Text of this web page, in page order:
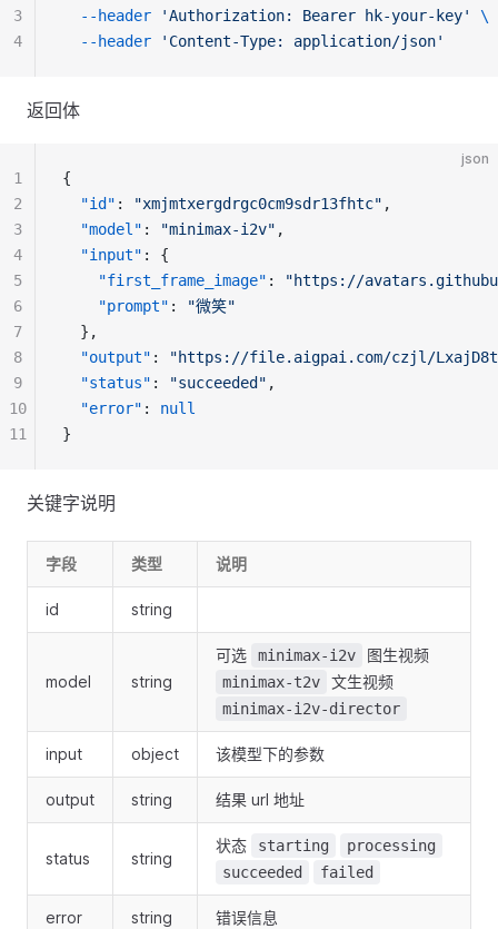
--header
'Authorization: Bearer hk-your-key'
\
--header
'Content-Type: application/json'
3
4
返回体
json
{
"id" : "xmjmtxergdrgc0cm9sdr13fhtc" ,
"model" : "minimax-i2v" ,
"input" : {
"first_frame_image" :
"https://
"prompt" :
"微笑"
  },
"output" :
"https://file.aigpai.com/czjl/
"status" : "succeeded" ,
"error" : null
}
1
2
3
4
5
6
7
8
9
10
11
关键字说明
字段 类型 说明
id string
model string
可选 minimax-i2v 图生视频
minimax-t2v 文生视频
minimax-i2v-director
input object 该模型下的参数
output string 结果 url 地址
status string
状态 starting
processing
succeeded
failed
error string 错误信息